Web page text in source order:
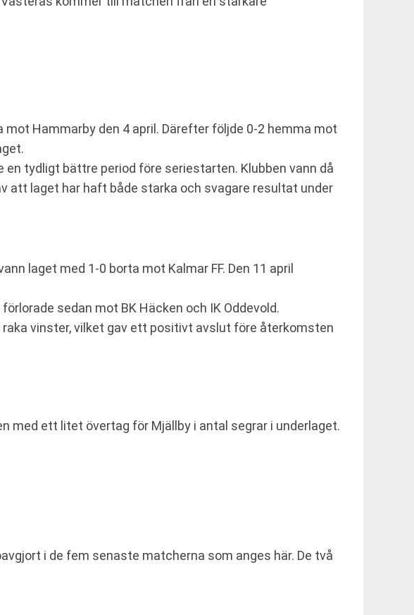
Hammarby den 4 april. Därefter följde 0-2 hemma mot
tydligt bättre period före seriestarten. Klubben vann då
att laget har haft både starka och svagare resultat under
laget med 1-0 borta mot Kalmar FF. Den 11 april
sedan mot BK Häcken och IK Oddevold.
vinster, vilket gav ett positivt avslut före återkomsten
med ett litet övertag för Mjällby i antal segrar i underlaget.
i de fem senaste matcherna som anges här. De två